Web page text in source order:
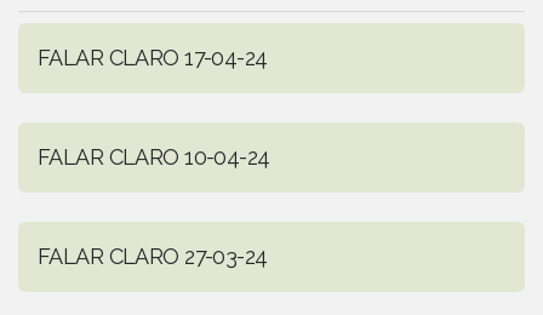
FALAR CLARO 17-04-24
FALAR CLARO 10-04-24
FALAR CLARO 27-03-24